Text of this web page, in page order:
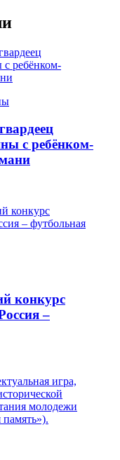
с ребёнком-
конкурс
–